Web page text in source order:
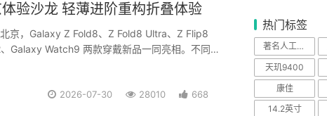
验沙龙 轻薄进阶重构折叠体验
京，Galaxy Z Fold8、Z Fold8 Ultra、Z Flip8
Galaxy Watch9 两款穿戴新品一同亮相。不同
2026-07-30 28010 668
热门标签
著名人工智能科学
天玑9400
康佳
14.2英寸